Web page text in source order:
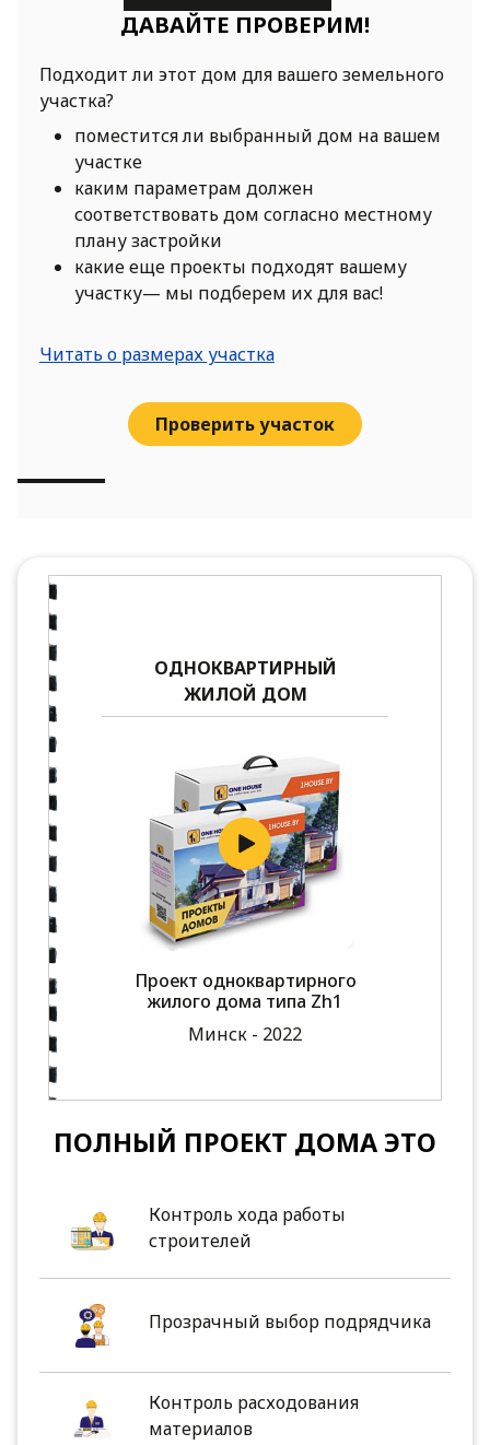
ДАВАЙТЕ ПРОВЕРИМ!
Подходит ли этот дом для вашего земельного
участка?
поместится ли выбранный дом на вашем
участке
каким параметрам должен
соответствовать дом согласно местному
плану застройки
какие еще проекты подходят вашему
участку— мы подберем их для вас!
Читать о размерах участка
Проверить участок
ОДНОКВАРТИРНЫЙ
ЖИЛОЙ ДОМ
Проект одноквартирного
жилого дома типа Zh1
Минск - 2022
ПОЛНЫЙ ПРОЕКТ ДОМА ЭТО
Контроль хода работы
строителей
Прозрачный выбор подрядчика
Контроль расходования
материалов